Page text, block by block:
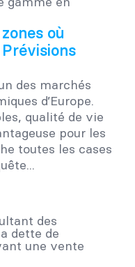
où
des marchés
d’Europe.
qualité de vie
pour les
toutes les cases